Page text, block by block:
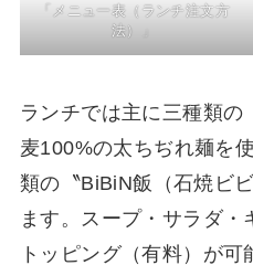
「メニュー表（ランチ注文方
法）」
ランチでは主に三種類
麦100%の太ちぢれ麺を
類の〝BiBiN飯（石焼ビ
ます。スープ・サラダ・
トッピング（有料）が